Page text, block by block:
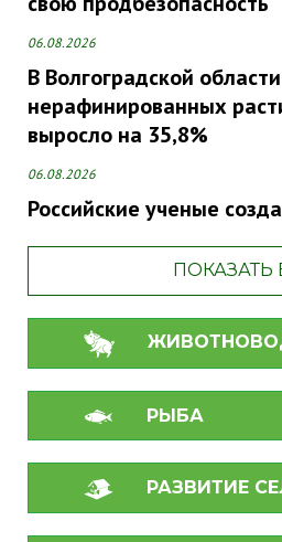
06.08.2026
В Волгоградской
нерафинированных
выросло на 35,8%
06.08.2026
Российские ученые
ПОКАЗАТЬ
РЫБА
РАЗВИТИЕ